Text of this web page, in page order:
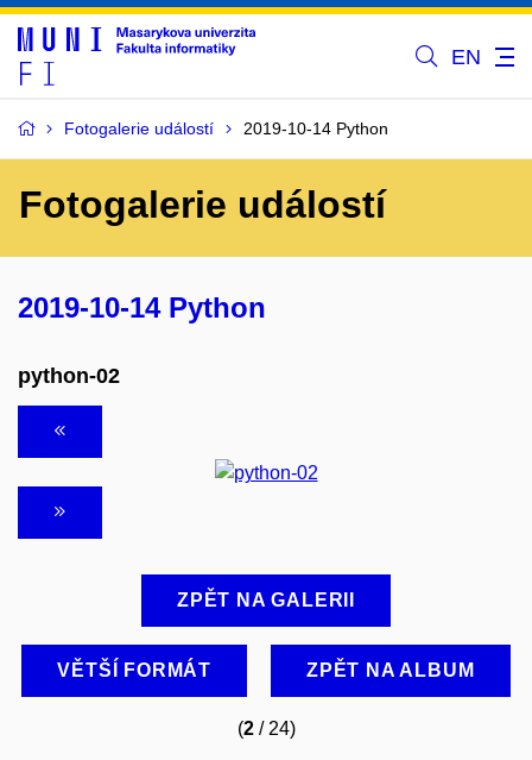
EN
Fotogalerie událostí 2019-10-14 Python
Fotogalerie událostí
2019-10-14 Python
python-02
ZPĚT NA GALERII
VĚTŠÍ FORMÁT ZPĚT NA ALBUM
(2/ 24)